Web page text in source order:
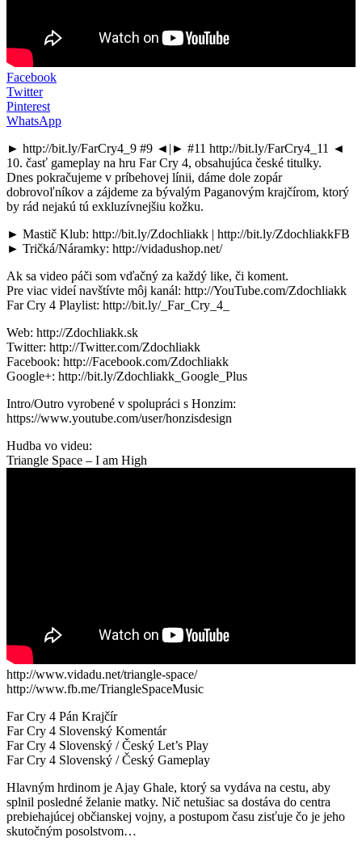
Facebook
Twitter
Pinterest
WhatsApp
► http://bit.ly/FarCry4_9 #9 ◄|► #11 http://bit.ly/FarCry4_11 ◄
10. časť gameplay na hru Far Cry 4, obsahujúca české titulky.
Dnes pokračujeme v príbehovej línii, dáme dole zopár
dobrovoľníkov a zájdeme za bývalým Paganovým krajčírom, ktorý
by rád nejakú tú exkluzívnejšiu kožku.
► Mastič Klub: http://bit.ly/Zdochliakk | http://bit.ly/ZdochliakkFB
► Tričká/Náramky: http://vidadushop.net/
Ak sa video páči som vďačný za každý like, či koment.
Pre viac videí navštívte môj kanál: http://YouTube.com/Zdochliakk
Far Cry 4 Playlist: http://bit.ly/_Far_Cry_4_
Web: http://Zdochliakk.sk
Twitter: http://Twitter.com/Zdochliakk
Facebook: http://Facebook.com/Zdochliakk
Google+: http://bit.ly/Zdochliakk_Google_Plus
Intro/Outro vyrobené v spolupráci s Honzim:
https://www.youtube.com/user/honzisdesign
Hudba vo videu:
Triangle Space – I am High
http://www.vidadu.net/triangle-space/
http://www.fb.me/TriangleSpaceMusic
Far Cry 4 Pán Krajčír
Far Cry 4 Slovenský Komentár
Far Cry 4 Slovenský / Český Let’s Play
Far Cry 4 Slovenský / Český Gameplay
Hlavným hrdinom je Ajay Ghale, ktorý sa vydáva na cestu, aby
splnil posledné želanie matky. Nič netušiac sa dostáva do centra
prebiehajúcej občianskej vojny, a postupom času zisťuje čo je jeho
skutočným posolstvom…